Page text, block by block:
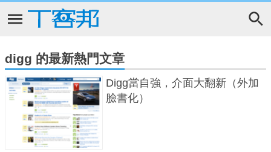
digg 的最新熱門文章
Digg當自強，介面大翻新（外加
臉書化）